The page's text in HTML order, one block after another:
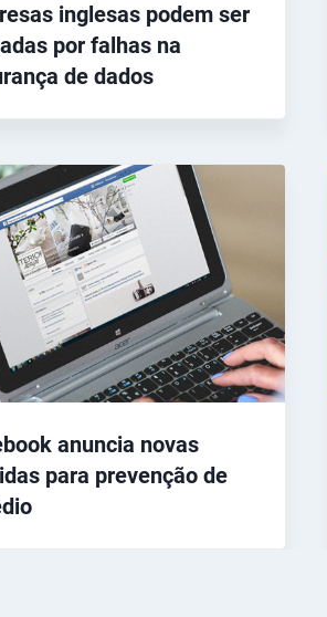
inglesas podem ser
por falhas na
de dados
anuncia novas
para prevenção de